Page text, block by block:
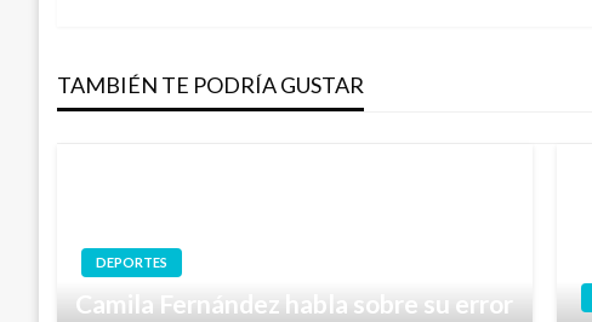
entradas
TAMBIÉN TE PODRÍA GUSTAR
DEPORTES
Camila Fernández habla sobre su error